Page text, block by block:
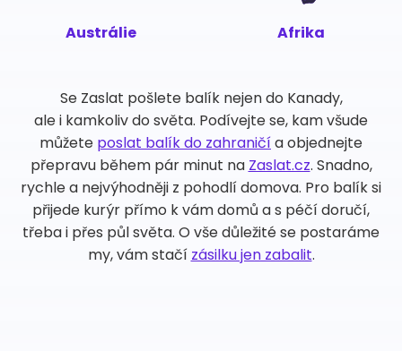
Austrálie Afrika
Se Zaslat pošlete balík nejen do Kanady,
ale i kamkoliv do světa. Podívejte se, kam všude
můžete poslat balík do zahraničía objednejte
přepravu během pár minut na Zaslat.cz. Snadno,
rychle a nejvýhodněji z pohodlí domova. Pro balík si
přijede kurýr přímo k vám domů a s péčí doručí,
třeba i přes půl světa. O vše důležité se postaráme
my, vám stačí zásilku jen zabalit.